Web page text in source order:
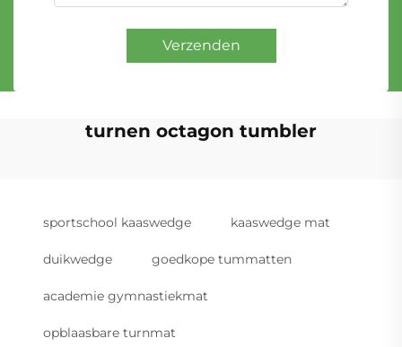
Verzenden
turnen octagon tumbler
sportschool kaaswedge kaaswedge mat
duikwedge goedkope tummatten
academie gymnastiekmat
opblaasbare turnmat